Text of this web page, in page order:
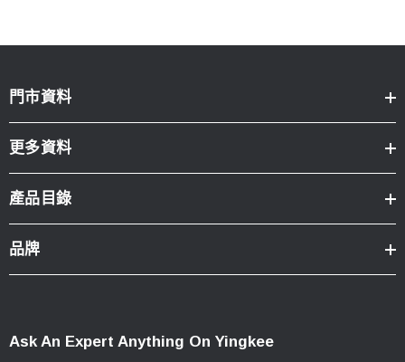
門市資料
更多資料
產品目錄
品牌
Ask An Expert Anything On Yingkee